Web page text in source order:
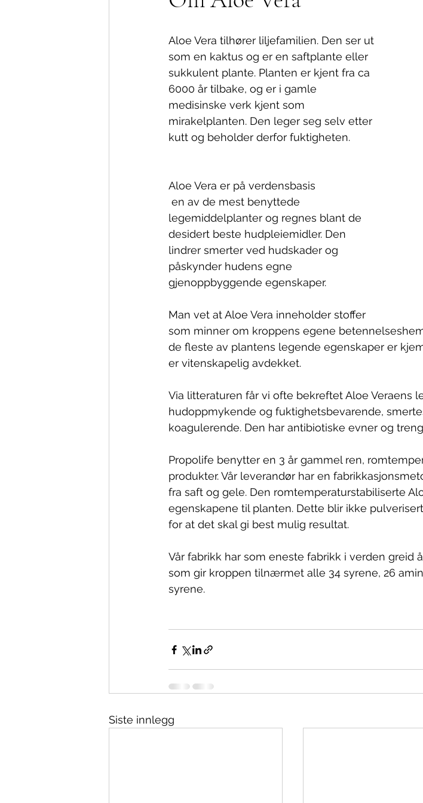
Aloe Vera tilhører liljefamilien. Den ser ut
som en kaktus og er en saftplante eller
sukkulent plante. Planten er kjent fra ca
6000 år tilbake, og er i gamle
medisinske verk kjent som
mirakelplanten. Den leger seg selv etter
kutt og beholder derfor fuktigheten.
Aloe Vera er på verdensbasis
legemiddelplanter og regnes blant de
desidert beste hudpleiemidler. Den
lindrer smerter ved hudskader og
påskynder hudens egne
gjenoppbyggende egenskaper.
Man vet at Aloe Vera inneholder stoffer
som minner om kroppens egene
de fleste av plantens legende egenskaper er
er vitenskapelig avdekket.
Via litteraturen får vi ofte bekreftet Aloe Veraens
hudoppmykende og fuktighetsbevarende,
koagulerende. Den har antibiotiske evner og
Propolife benytter en 3 år gammel ren,
produkter. Vår leverandør har en
fra saft og gele. Den romtemperaturstabiliserte
egenskapene til planten. Dette blir ikke
for at det skal gi best mulig resultat.
Vår fabrikk har som eneste fabrikk i verden greid
som gir kroppen tilnærmet alle 34 syrene, 26
syrene.
Siste innlegg